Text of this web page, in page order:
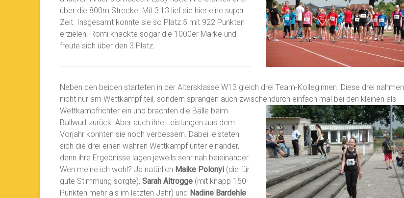
über die 800m Strecke. Mit 3:13 lief sie hier eine super
Zeit. Insgesamt konnte sie so Platz 5 mit 922 Punkten
erzielen. Romi knackte sogar die 1000er Marke und
freute sich über den 3.Platz.
Neben den beiden starteten in der Altersklasse W13 gleich drei Team-Kolleginnen. Diese drei nahmen
nicht nur am Wettkampf teil, sondern sprangen auch zwischendurch einfach mal bei den kleinen als
Wettkampfrichter ein und brachten die Bälle beim
Ballwurf zurück. Aber auch ihre Leistungen aus dem
Vorjahr konnten sie noch verbessern. Dabei leisteten
sich die drei einen wahren Wettkampf unter einander,
denn ihre Ergebnisse lagen jeweils sehr nah beieinander.
Wen meine ich wohl? Ja natürlich Maike Polonyi (die für
gute Stimmung sorgte), Sarah Altrogge (mit knapp 150
Punkten mehr als im letzten Jahr) und Nadine Bardehle